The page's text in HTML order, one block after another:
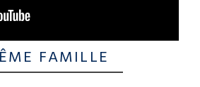
FAMILLE